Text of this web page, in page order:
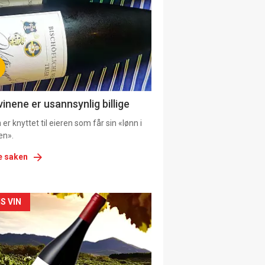
er usannsynlig billige
er knyttet til eieren som får sin «lønn i
saken
VIN